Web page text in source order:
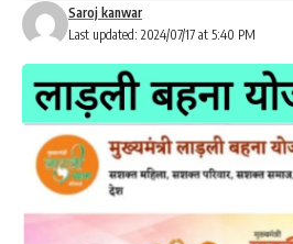
Last updated: 2024/07/17 at 5:40 PM
Saroj kanwar